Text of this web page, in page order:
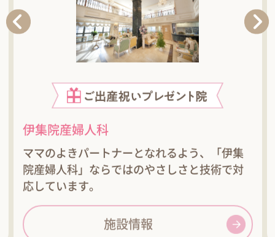
伊集院産婦人科
ママのよきパートナーとなれるよう、「伊集
院産婦人科」ならではのやさしさと技術で対
応しています。
施設情報